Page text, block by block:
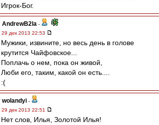
Игрок-Бог.
AndrewB2la -
29 дек 2013 22:53
Мужики, извините, но весь день в голове
крутится Чайфовское...
Поплачь о нем, пока он живой,
Люби его, таким, какой он есть....
:(
wolandyi -
29 дек 2013 22:51
Нет слов, Илья, Золотой Илья!